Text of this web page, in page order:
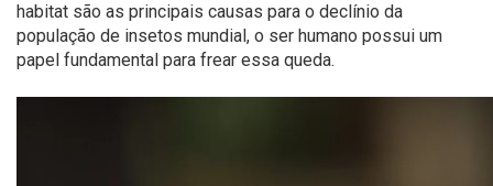
habitat são as principais causas para o declínio da
população de insetos mundial, o ser humano possui um
papel fundamental para frear essa queda.